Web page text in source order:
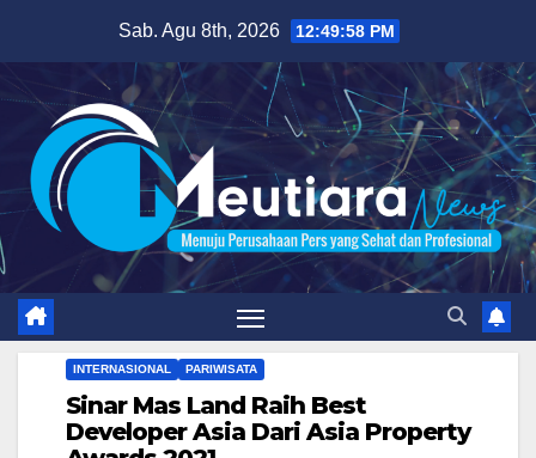
content
Sab. Agu 8th, 2026 12:49:59 PM
INTERNASIONAL PARIWISATA
Sinar Mas Land Raih Best
Developer Asia Dari Asia Property